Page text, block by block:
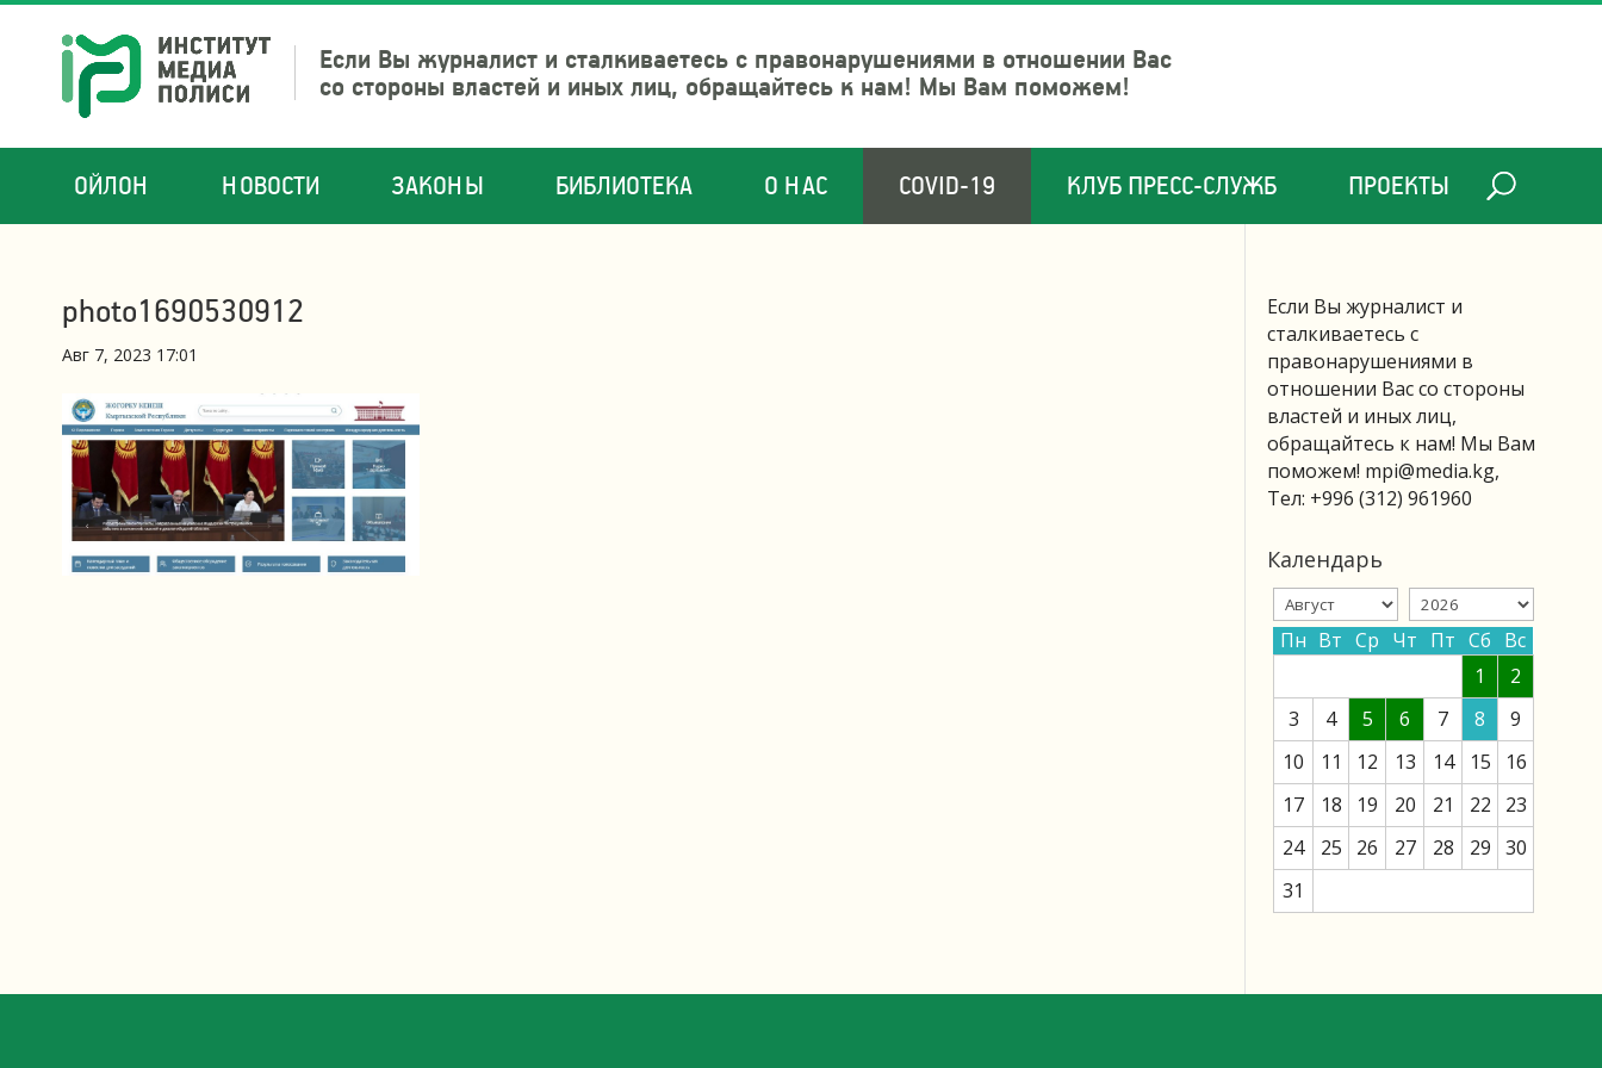
Если Вы журналист и сталкиваетесь с правонарушениями в отношении Вас
со стороны властей и иных лиц, обращайтесь к нам! Мы Вам поможем!
ОЙЛОН НОВОСТИ ЗАКОНЫ БИБЛИОТЕКА О НАС COVID-19 КЛУБ ПРЕСС-СЛУЖБ ПРОЕКТЫ
photo1690530912
Авг 7, 2023 17:01
Если Вы журналист и
сталкиваетесь с
правонарушениями в
отношении Вас со стороны
властей и иных лиц,
обращайтесь к нам! Мы Вам
поможем! mpi@media.kg,
Тел: +996 (312) 961960
Календарь
Пн Вт Ср Чт Пт Сб Вс
1
2
3
4 5 6 7 8
9
10
11 12 13 14 15
16
17
18 19 20 21 22
23
24
25 26 27 28 29 30
31